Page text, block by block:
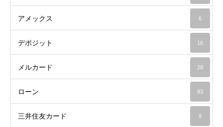
アメックス 6
デポジット 16
メルカード 28
ローン 83
三井住友カード 9